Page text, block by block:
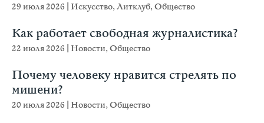
29 июля 2026 Искусство,Литклуб,Общество
Как работает свободная журналистика?
22 июля 2026 Новости,Общество
Почему человеку нравится стрелять по
мишени?
20 июля 2026 Новости,Общество